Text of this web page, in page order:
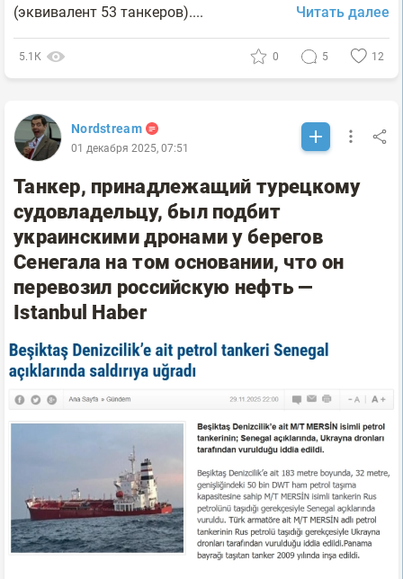
(эквивалент 53 танкеров)....
Читать далее
5.1К 0 5 12
Nordstream
01 декабря 2025, 07:51
Танкер, принадлежащий турецкому
судовладельцу, был подбит
украинскими дронами у берегов
Сенегала на том основании, что он
перевозил российскую нефть —
Istanbul Haber